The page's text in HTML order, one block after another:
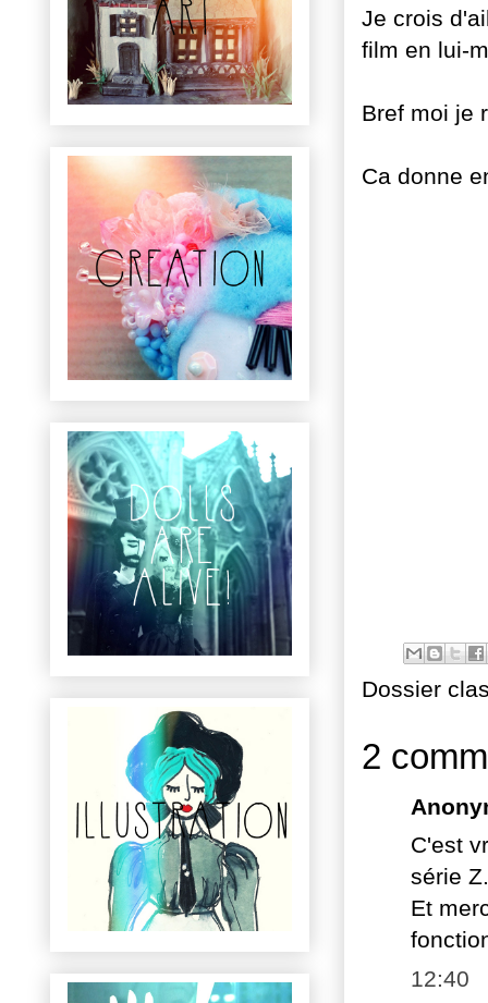
Je crois
film en lui-
Bref moi je
Ca donne
Dossier
2
C'est
série
Et
12:40